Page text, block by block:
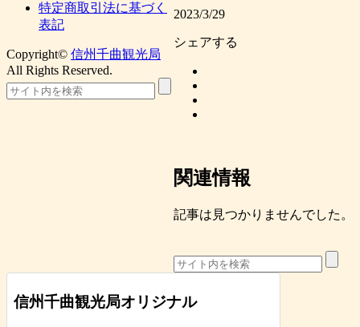
2023/3/29
シェアする
関連情報
記事は見つかりませんでした。
信州千曲観光局オリジナル
特定商取引法に基づく
表記
Copyright© 信州千曲観光局
All Rights Reserved.